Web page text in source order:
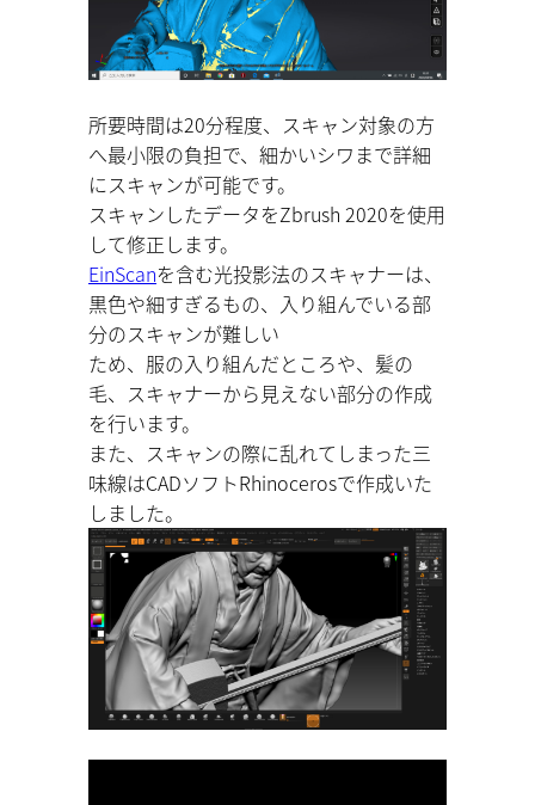
所要時間は20分程度、スキャン対象の方
へ最小限の負担で、細かいシワまで詳細
にスキャンが可能です。
スキャンしたデータをZbrush 2020を使用
して修正します。
EinScanを含む光投影法のスキャナーは、
黒色や細すぎるもの、入り組んでいる部
分のスキャンが難しい
ため、服の入り組んだところや、髪の
毛、スキャナーから見えない部分の作成
を行います。
また、スキャンの際に乱れてしまった三
味線はCADソフトRhinocerosで作成いた
しました。